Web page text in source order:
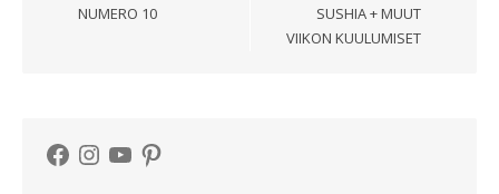
NUMERO 10
SUSHIA + MUUT
VIIKON KUULUMISET
Facebook
Instagram
YouTubePinterest